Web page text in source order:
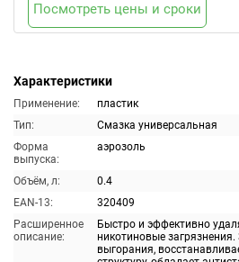
Характеристики
Применение:
пластик
Тип:
Смазка универсальная
Форма
выпуска:
аэрозоль
Объём, л:
0.4
EAN-13:
320409
Расширенное
описание:
Быстро и эффективно
никотиновые
выгорания,
Посмотреть цены и сроки